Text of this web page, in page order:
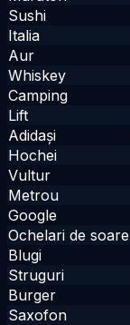
Sushi
Italia
Aur
Whiskey
Camping
Lift
Adidași
Hochei
Vultur
Metrou
Google
Ochelari de soare
Blugi
Struguri
Burger
Saxofon